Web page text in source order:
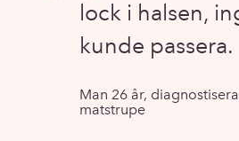
lock i halsen,
kunde passera.
Man 26 år,
matstrupe